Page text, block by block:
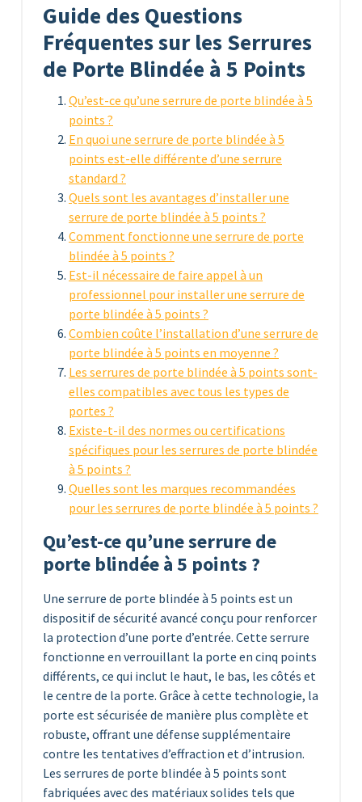
Guide des Questions
Fréquentes sur les Serrures
de Porte Blindée à 5 Points
Qu’est-ce qu’une serrure de porte blindée à 5
points ?
En quoi une serrure de porte blindée à 5
points est-elle différente d’une serrure
standard ?
Quels sont les avantages d’installer une
serrure de porte blindée à 5 points ?
Comment fonctionne une serrure de porte
blindée à 5 points ?
Est-il nécessaire de faire appel à un
professionnel pour installer une serrure de
porte blindée à 5 points ?
Combien coûte l’installation d’une serrure de
porte blindée à 5 points en moyenne ?
Les serrures de porte blindée à 5 points sont-
elles compatibles avec tous les types de
portes ?
Existe-t-il des normes ou certifications
spécifiques pour les serrures de porte blindée
à 5 points ?
Quelles sont les marques recommandées
pour les serrures de porte blindée à 5 points ?
Qu’est-ce qu’une serrure de
porte blindée à 5 points ?
Une serrure de porte blindée à 5 points est un
dispositif de sécurité avancé conçu pour renforcer
la protection d’une porte d’entrée. Cette serrure
fonctionne en verrouillant la porte en cinq points
différents, ce qui inclut le haut, le bas, les côtés et
le centre de la porte. Grâce à cette technologie, la
porte est sécurisée de manière plus complète et
robuste, offrant une défense supplémentaire
contre les tentatives d’effraction et d’intrusion.
Les serrures de porte blindée à 5 points sont
fabriquées avec des matériaux solides tels que